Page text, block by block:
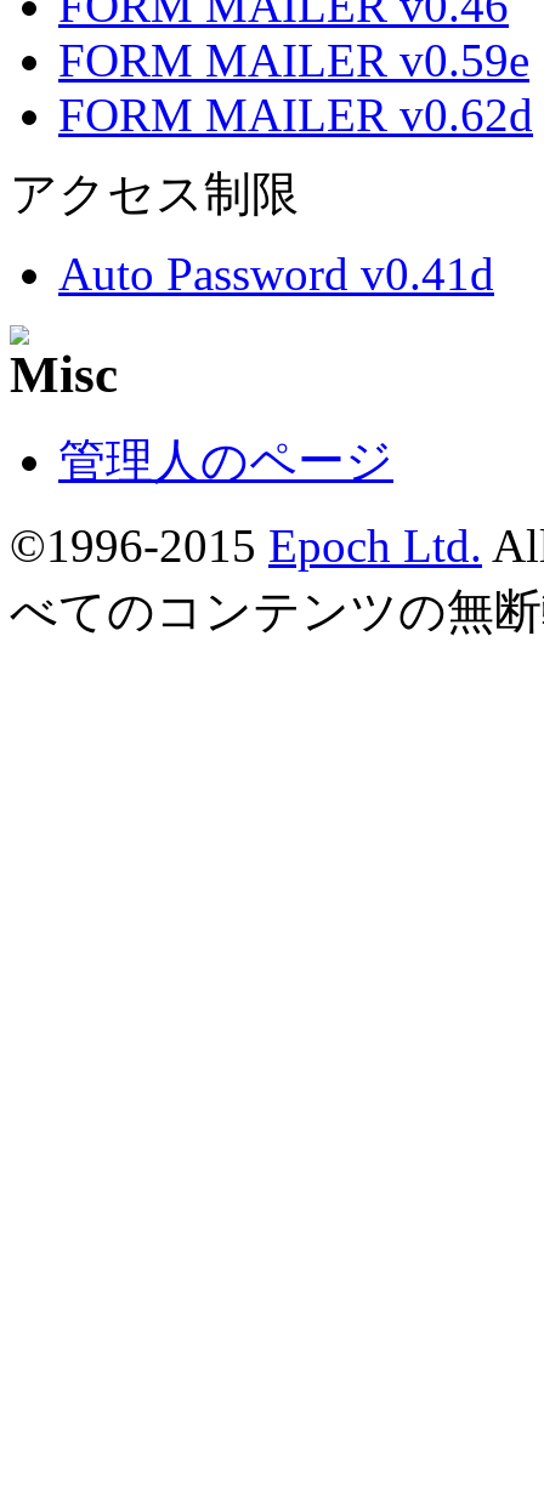
FORM MAILER v0.59e
FORM MAILER v0.62d
アクセス制限
Auto Password v0.41d
管理人のページ
©1996-2015 Epoch Ltd.
べてのコンテンツの無